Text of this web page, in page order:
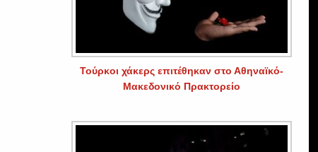
Τούρκοι χάκερς επιτέθηκαν στο Αθηναϊκό-
Μακεδονικό Πρακτορείο